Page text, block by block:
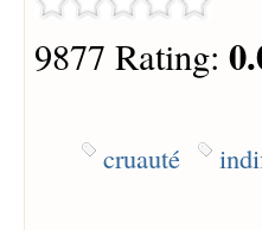
9877 Rating:
cruauté